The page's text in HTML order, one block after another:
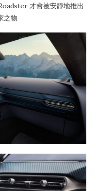
才會被安靜地推出
之物